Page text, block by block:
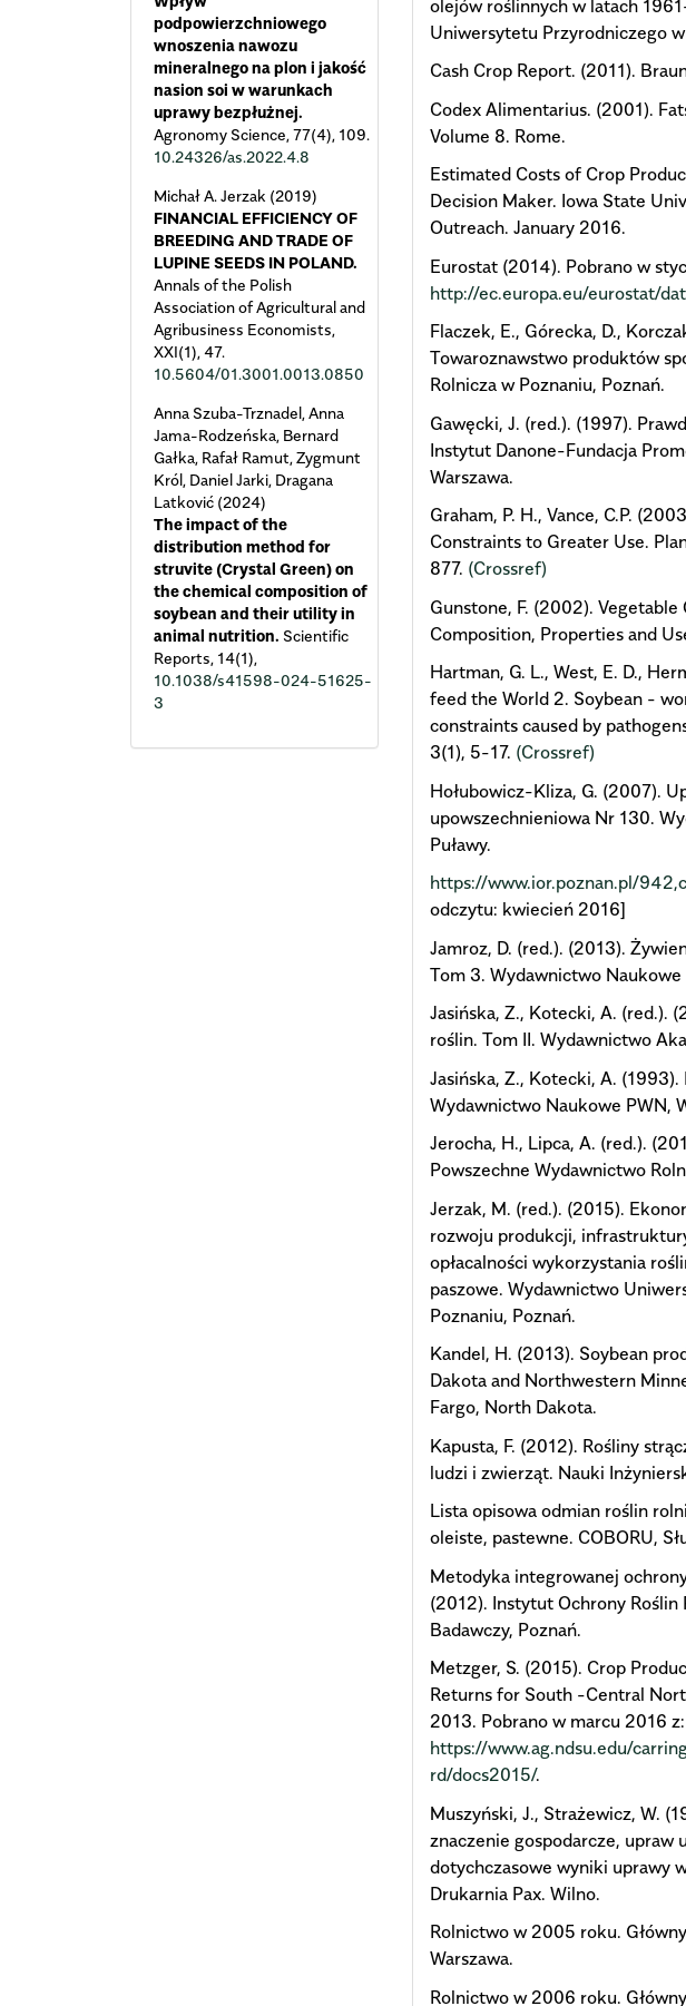
podpowierzchniowego
wnoszenia nawozu
mineralnego na plon i jakość
nasion soi w warunkach
uprawy bezpłużnej.
Agronomy Science, 77(4), 109.
10.24326/as.2022.4.8
Michał A. Jerzak (2019)
FINANCIAL EFFICIENCY OF
BREEDING AND TRADE OF
LUPINE SEEDS IN POLAND.
Annals of the Polish
Association of Agricultural and
Agribusiness Economists,
XXI(1), 47.
10.5604/01.3001.0013.0850
Anna Szuba-Trznadel, Anna
Jama-Rodzeńska, Bernard
Gałka, Rafał Ramut, Zygmunt
Król, Daniel Jarki, Dragana
Latković (2024)
The impact of the
distribution method for
struvite (Crystal Green) on
the chemical composition of
soybean and their utility in
animal nutrition. Scientific
Reports, 14(1),
10.1038/s41598-024-51625-
3
olejów roślinnych w latach
Uniwersytetu Przyrodniczego
Cash Crop Report. (2011).
Codex Alimentarius. (2001).
Volume 8. Rome.
Estimated Costs of Crop
Decision Maker. Iowa State
Outreach. January 2016.
Eurostat (2014). Pobrano w
http://ec.europa.eu/eurostat/
Flaczek, E., Górecka, D.,
Towaroznawstwo produktów
Rolnicza w Poznaniu, Poznań.
Gawęcki, J. (red.). (1997).
Instytut Danone-Fundacja
Warszawa.
Graham, P. H., Vance, C.P.
Constraints to Greater Use.
877. (Crossref)
Gunstone, F. (2002). Vegetable
Composition, Properties and
Hartman, G. L., West, E. D.,
feed the World 2. Soybean -
constraints caused by
3(1), 5-17. (Crossref)
Hołubowicz-Kliza, G. (2007).
upowszechnieniowa Nr 130.
Puławy.
https://www.ior.poznan.pl/
odczytu: kwiecień 2016]
Jamroz, D. (red.). (2013).
Tom 3. Wydawnictwo Naukowe
Jasińska, Z., Kotecki, A. (red.).
roślin. Tom II. Wydawnictwo
Jasińska, Z., Kotecki, A.
Wydawnictwo Naukowe PWN,
Jerocha, H., Lipca, A. (red.).
Powszechne Wydawnictwo
Jerzak, M. (red.). (2015).
rozwoju produkcji,
opłacalności wykorzystania
paszowe. Wydawnictwo
Poznaniu, Poznań.
Kandel, H. (2013). Soybean
Dakota and Northwestern
Fargo, North Dakota.
Kapusta, F. (2012). Rośliny
ludzi i zwierząt. Nauki
Lista opisowa odmian roślin
oleiste, pastewne. COBORU,
Metodyka integrowanej
(2012). Instytut Ochrony
Badawczy, Poznań.
Metzger, S. (2015). Crop
Returns for South -Central
2013. Pobrano w marcu 2016 z:
https://www.ag.ndsu.edu/
rd/docs2015/.
Muszyński, J., Strażewicz, W.
znaczenie gospodarcze, upraw
dotychczasowe wyniki uprawy
Drukarnia Pax. Wilno.
Rolnictwo w 2005 roku.
Warszawa.
Rolnictwo w 2006 roku.